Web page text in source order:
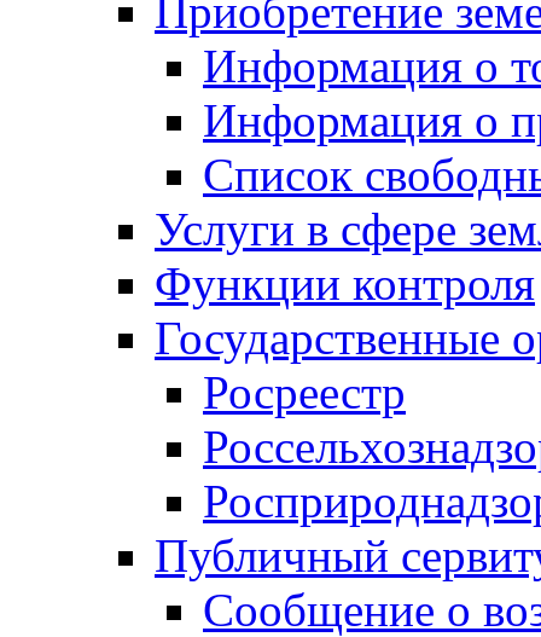
Приобретение
Информация о
Информация о
Список
Услуги в сфере
Функции контроля
Государственные
Росреестр
Публичный
Сообщение о